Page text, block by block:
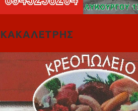
ΚΑΚΑΛΕΤΡΗΣ